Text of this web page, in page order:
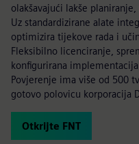
olakšavajući lakše
Uz standardizirane alate
optimizira tijekove rada i
Fleksibilno licenciranje,
konfigurirana
Povjerenje ima više od 500
gotovo polovicu korporacija
Otkrijte FNT